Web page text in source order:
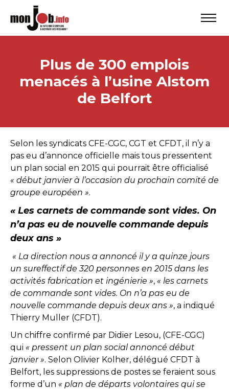
Plus de 300 emplois
menacés à l’usine Alstom
de Belfort
Selon les syndicats CFE-CGC, CGT et CFDT, il n’y a
pas eu d’annonce officielle mais tous pressentent
un plan social en 2015 qui pourrait être officialisé
« début janvier à l’occasion du prochain comité de
groupe européen ».
« Les carnets de commande sont vides. On
n’a pas eu de nouvelle commande depuis
deux ans »
« La direction nous a annoncé il y a quinze jours
un sureffectif de 320 personnes en 2015 dans les
activités fabrication et ingénierie », « les carnets
de commande sont vides. On n’a pas eu de
nouvelle commande depuis deux ans », a indiqué
Thierry Muller (CFDT).
Un chiffre confirmé par Didier Lesou, (CFE-CGC)
qui « pressent un plan social annoncé début
janvier ». Selon Olivier Kolher, délégué CFDT à
Belfort, les suppressions de postes se feraient sous
forme d’un « plan de départs volontaires qui se